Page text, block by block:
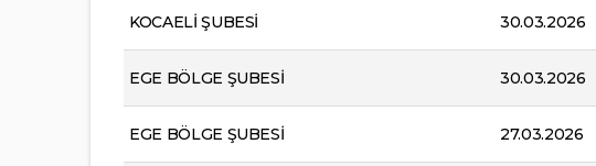
KOCAELİ ŞUBESİ 30.03.2026
EGE BÖLGE ŞUBESİ 30.03.2026
EGE BÖLGE ŞUBESİ 27.03.2026